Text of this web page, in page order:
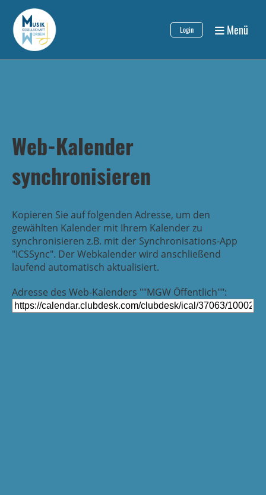
Login Menü
Web-Kalender
synchronisieren
Kopieren Sie auf folgenden Adresse, um den
gewählten Kalender mit Ihrem Kalender zu
synchronisieren z.B. mit der Synchronisations-App
"ICSSync". Der Webkalender wird anschließend
laufend automatisch aktualisiert.
Adresse des Web-Kalenders ""MGW Öffentlich"":